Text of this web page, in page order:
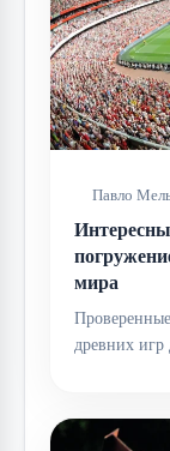
Павло
мира
древних